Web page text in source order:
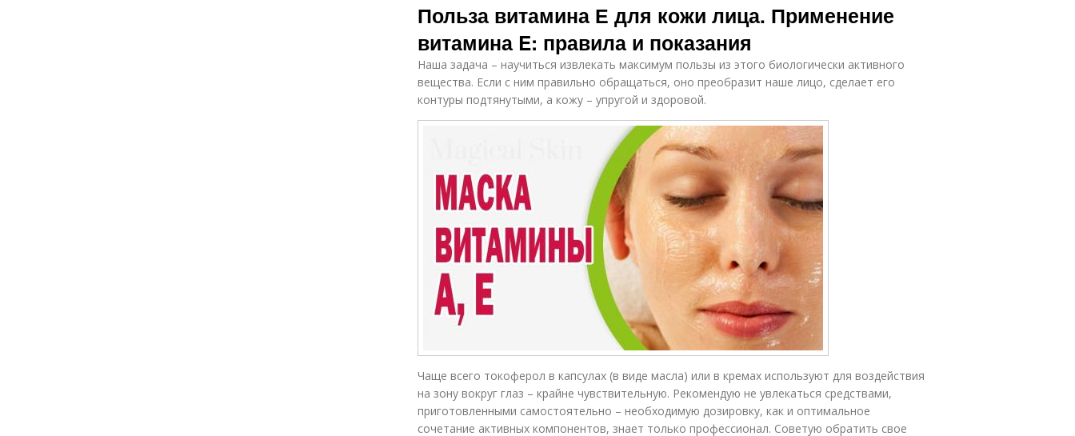
Польза витамина Е для кожи лица. Применение
витамина E: правила и показания
Наша задача – научиться извлекать максимум пользы из этого биологически активного
вещества. Если с ним правильно обращаться, оно преобразит наше лицо, сделает его
контуры подтянутыми, а кожу – упругой и здоровой.
Чаще всего токоферол в капсулах (в виде масла) или в кремах используют для воздействия
на зону вокруг глаз – крайне чувствительную. Рекомендую не увлекаться средствами,
приготовленными самостоятельно – необходимую дозировку, как и оптимальное
сочетание активных компонентов, знает только профессионал. Советую обратить свое